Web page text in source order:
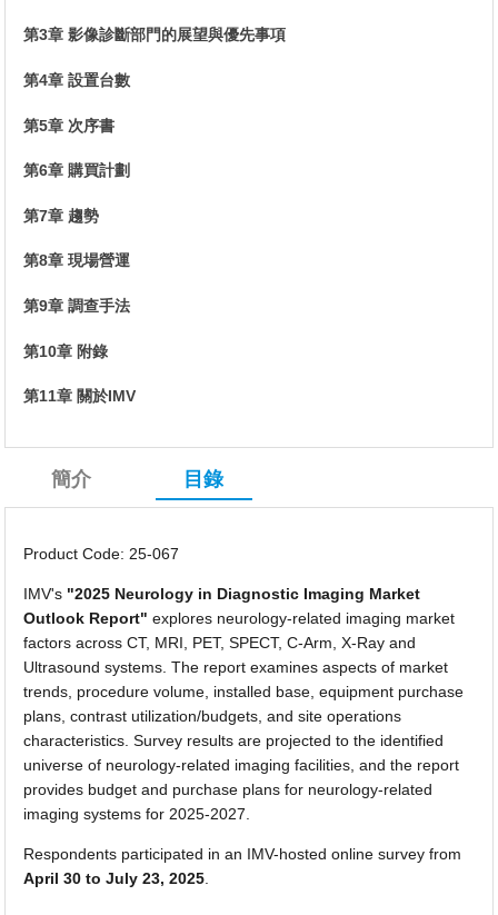
第3章 影像診斷部門的展望與優先事項
第4章 設置台數
第5章 次序書
第6章 購買計劃
第7章 趨勢
第8章 現場營運
第9章 調查手法
第10章 附錄
第11章 關於IMV
簡介 目錄
Product Code: 25-067
IMV's "2025 Neurology in Diagnostic Imaging Market
Outlook Report" explores neurology-related imaging market
factors across CT, MRI, PET, SPECT, C-Arm, X-Ray and
Ultrasound systems. The report examines aspects of market
trends, procedure volume, installed base, equipment purchase
plans, contrast utilization/budgets, and site operations
characteristics. Survey results are projected to the identified
universe of neurology-related imaging facilities, and the report
provides budget and purchase plans for neurology-related
imaging systems for 2025-2027.
Respondents participated in an IMV-hosted online survey from
April 30 to July 23, 2025